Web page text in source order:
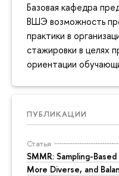
Базовая кафедра
ВШЭ возможность
практики в
стажировки в целях
ориентации
ПУБЛИКАЦИИ
Статья
SMMR: Sampling-
More Diverse, and